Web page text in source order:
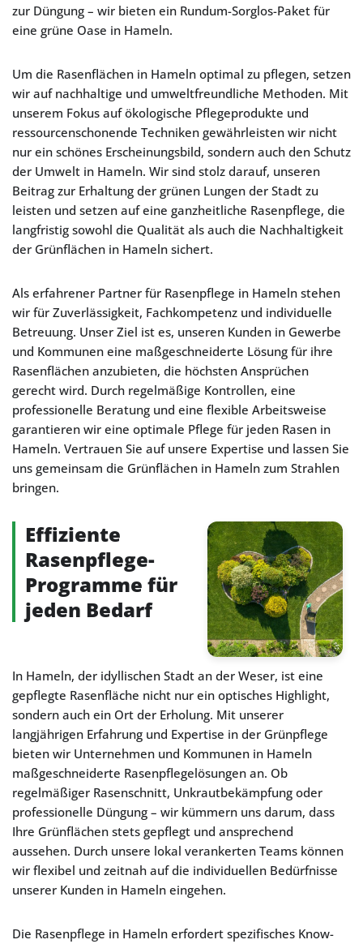
zur Düngung – wir bieten ein Rundum-Sorglos-Paket für
eine grüne Oase in Hameln.
Um die Rasenflächen in Hameln optimal zu pflegen, setzen
wir auf nachhaltige und umweltfreundliche Methoden. Mit
unserem Fokus auf ökologische Pflegeprodukte und
ressourcenschonende Techniken gewährleisten wir nicht
nur ein schönes Erscheinungsbild, sondern auch den Schutz
der Umwelt in Hameln. Wir sind stolz darauf, unseren
Beitrag zur Erhaltung der grünen Lungen der Stadt zu
leisten und setzen auf eine ganzheitliche Rasenpflege, die
langfristig sowohl die Qualität als auch die Nachhaltigkeit
der Grünflächen in Hameln sichert.
Als erfahrener Partner für Rasenpflege in Hameln stehen
wir für Zuverlässigkeit, Fachkompetenz und individuelle
Betreuung. Unser Ziel ist es, unseren Kunden in Gewerbe
und Kommunen eine maßgeschneiderte Lösung für ihre
Rasenflächen anzubieten, die höchsten Ansprüchen
gerecht wird. Durch regelmäßige Kontrollen, eine
professionelle Beratung und eine flexible Arbeitsweise
garantieren wir eine optimale Pflege für jeden Rasen in
Hameln. Vertrauen Sie auf unsere Expertise und lassen Sie
uns gemeinsam die Grünflächen in Hameln zum Strahlen
bringen.
Effiziente
Rasenpflege-
Programme für
jeden Bedarf
In Hameln, der idyllischen Stadt an der Weser, ist eine
gepflegte Rasenfläche nicht nur ein optisches Highlight,
sondern auch ein Ort der Erholung. Mit unserer
langjährigen Erfahrung und Expertise in der Grünpflege
bieten wir Unternehmen und Kommunen in Hameln
maßgeschneiderte Rasenpflegelösungen an. Ob
regelmäßiger Rasenschnitt, Unkrautbekämpfung oder
professionelle Düngung – wir kümmern uns darum, dass
Ihre Grünflächen stets gepflegt und ansprechend
aussehen. Durch unsere lokal verankerten Teams können
wir flexibel und zeitnah auf die individuellen Bedürfnisse
unserer Kunden in Hameln eingehen.
Die Rasenpflege in Hameln erfordert spezifisches Know-